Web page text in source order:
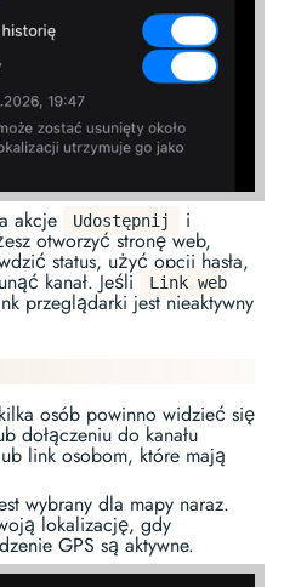
akcje Udostępnij i
otworzyć stronę web,
status, użyć opcji hasła,
kanał. Jeśli
Link web
przeglądarki jest nieaktywny
osób powinno widzieć się
dołączeniu do kanału
link osobom, które mają
wybrany dla mapy naraz.
lokalizację, gdy
GPS są aktywne.